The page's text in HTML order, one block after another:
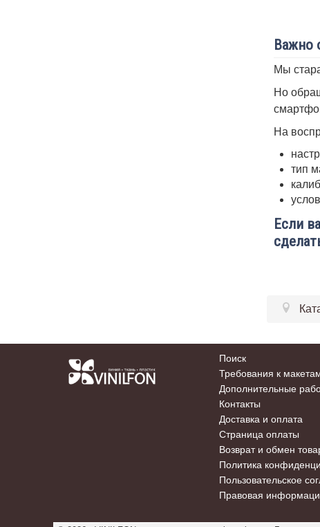
Важно
Мы
Но
На
тип
Если
Поиск
Требования к
Дополнительные
Контакты
Доставка и оплата
Страница оплаты
Возврат и обмен
Политика
Пользовательское
Правовая